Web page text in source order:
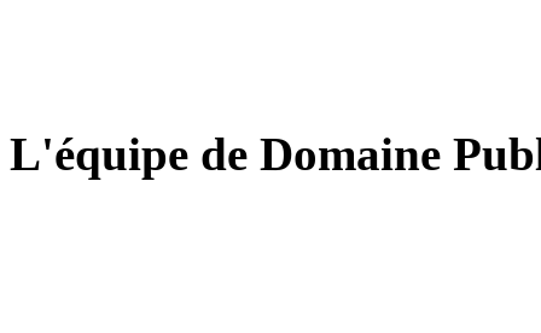
L'équipe de Domaine